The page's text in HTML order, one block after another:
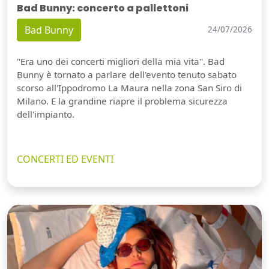
Bad Bunny: concerto a pallettoni
Bad Bunny 24/07/2026
"Era uno dei concerti migliori della mia vita". Bad
Bunny è tornato a parlare dell'evento tenuto sabato
scorso all'Ippodromo La Maura nella zona San Siro di
Milano. E la grandine riapre il problema sicurezza
dell'impianto.
CONCERTI ED EVENTI